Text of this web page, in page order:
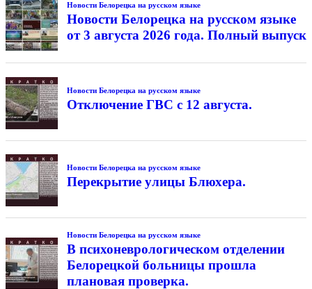
Новости Белорецка на русском языке
Новости Белорецка на русском языке
от 3 августа 2026 года. Полный выпуск
Новости Белорецка на русском языке
Отключение ГВС с 12 августа.
Новости Белорецка на русском языке
Перекрытие улицы Блюхера.
Новости Белорецка на русском языке
В психоневрологическом отделении
Белорецкой больницы прошла
плановая проверка.